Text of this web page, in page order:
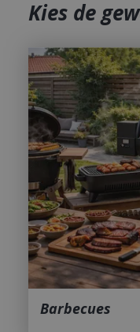
Kies de
Barbecues